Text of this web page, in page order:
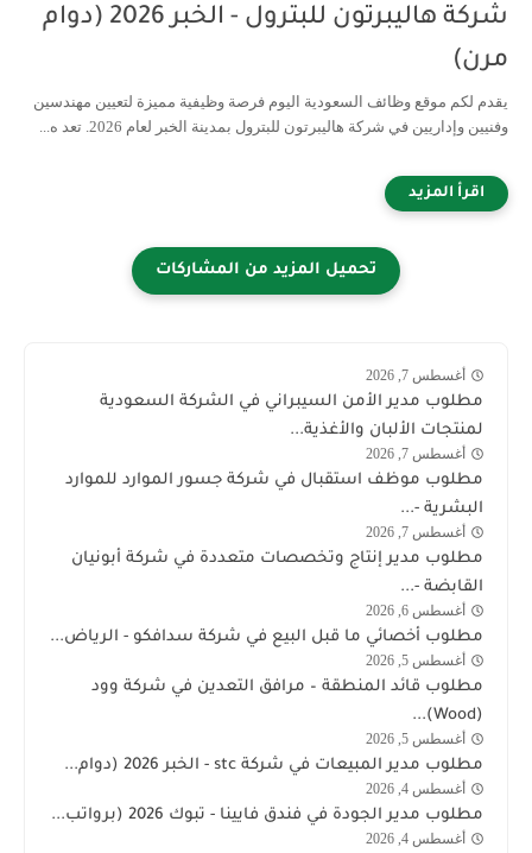
شركة هاليبرتون للبترول - الخبر 2026 (دوام
مرن)
يقدم لكم موقع وظائف السعودية اليوم فرصة وظيفية مميزة لتعيين مهندسين
وفنيين وإداريين في شركة هاليبرتون للبترول بمدينة الخبر لعام 2026. تعد ه...
وظائف
أغسطس 7, 2026
مطلوب مدير الأمن السيبراني في الشركة السعودية
لمنتجات الألبان والأغذية...
السعودية
أغسطس 7, 2026
مطلوب موظف استقبال في شركة جسور الموارد للموارد
البشرية -...
وظائف
أغسطس 7, 2026
مطلوب مدير إنتاج وتخصصات متعددة في شركة أبونيان
القابضة -...
الشركة
السعودية
لمنتجات
الألبان
والأغذية
أغسطس 6, 2026
مطلوب أخصائي ما قبل البيع في شركة سدافكو - الرياض...
وظائف
أغسطس 5, 2026
مطلوب قائد المنطقة – مرافق التعدين في شركة وود
(Wood)...
stc
توظيف
أغسطس 5, 2026
مطلوب مدير المبيعات في شركة stc - الخبر 2026 (دوام...
وظائف
السعودية
أغسطس 4, 2026
مطلوب مدير الجودة في فندق فايينا - تبوك 2026 (برواتب...
أغسطس 4, 2026